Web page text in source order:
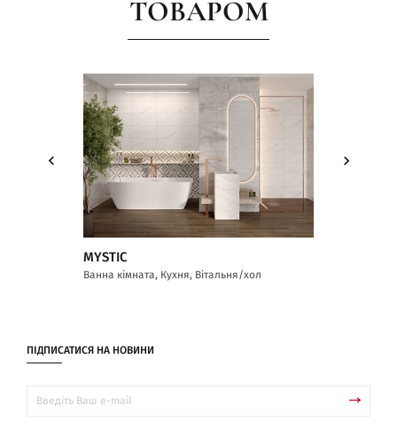
ТОВАРОМ
MYSTIC
Ванна кімната, Кухня, Вітальня/хол
ПІДПИСАТИСЯ НА НОВИНИ